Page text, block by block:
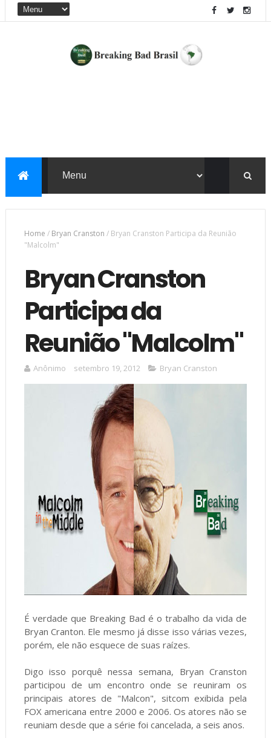
Home / Bryan Cranston / Bryan Cranston Participa da Reunião
"Malcolm"
Bryan Cranston
Participa da
Reunião "Malcolm"
Anônimo setembro 19, 2012 Bryan Cranston
É verdade que Breaking Bad é o trabalho da vida de
Bryan Cranton. Ele mesmo já disse isso várias vezes,
porém, ele não esquece de suas raízes.
Digo isso porquê nessa semana, Bryan Cranston
participou de um encontro onde se reuniram os
principais atores de "Malcon", sitcom exibida pela
FOX americana entre 2000 e 2006. Os atores não se
reuniam desde que a série foi cancelada, a seis anos.